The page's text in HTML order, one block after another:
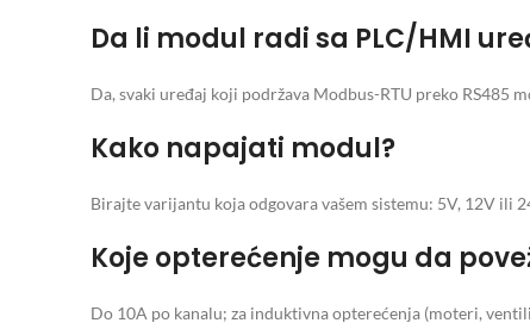
Da li modul radi sa PLC/HMI
Da, svaki uređaj koji podržava Modbus-RTU preko RS485
Kako napajati modul?
Birajte varijantu koja odgovara vašem sistemu: 5V, 12V ili
Koje opterećenje mogu da
Do 10A po kanalu; za induktivna opterećenja (moteri,